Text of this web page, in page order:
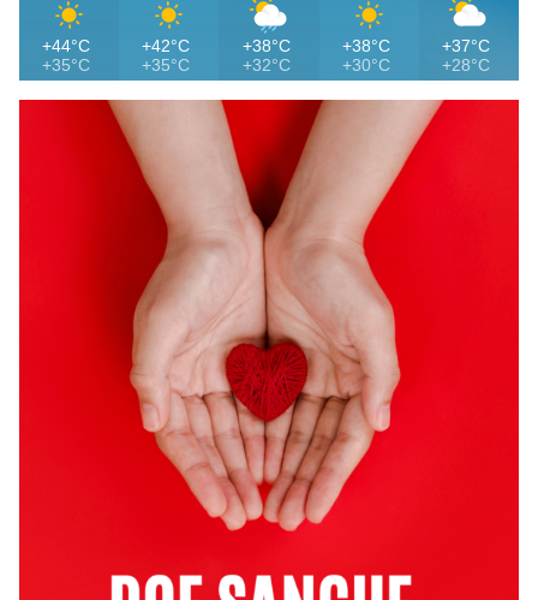
+44°C
+35°C
+42°C
+35°C
+38°C
+32°C
+38°C
+30°C
+37°C
+28°C